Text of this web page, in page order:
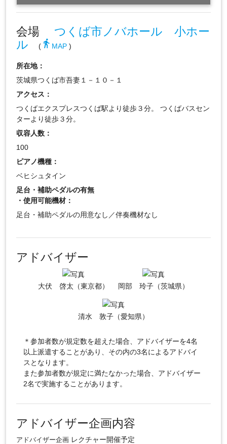
会場 つくば市ノバホール 小ホー
ル
(directions_walk MAP)
所在地：
茨城県つくば市吾妻１－１０－１
アクセス：
つくばエクスプレスつくば駅より徒歩３分。 つくばバスセン
ターより徒歩３分。
収容人数：
100
ピアノ機種：
ベヒシュタイン
足台・補助ペダルの有無
・使用可能機材：
足台・補助ペダルの用意なし／伴奏機材なし
アドバイザー
大伏 啓太（東京都） 岡部 玲子（茨城県）
清水 敦子（愛知県）
＊参加者数が規定数を超えた場合、アドバイザーを4名
以上派遣することがあり、その内の3名によるアドバイ
スとなります。
また参加者数が規定に満たなかった場合、アドバイザー
2名で実施することがあります。
アドバイザー企画内容
アドバイザー企画レクチャー開催予定